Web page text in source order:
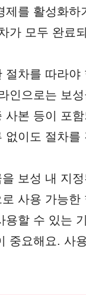
제를 활성화
가 모두 완료
절차를 따라
인으로는 보
사본 등이 포
없이도 절차
보성 내 지
사용 가능
용할 수 있는
중요해요. 사